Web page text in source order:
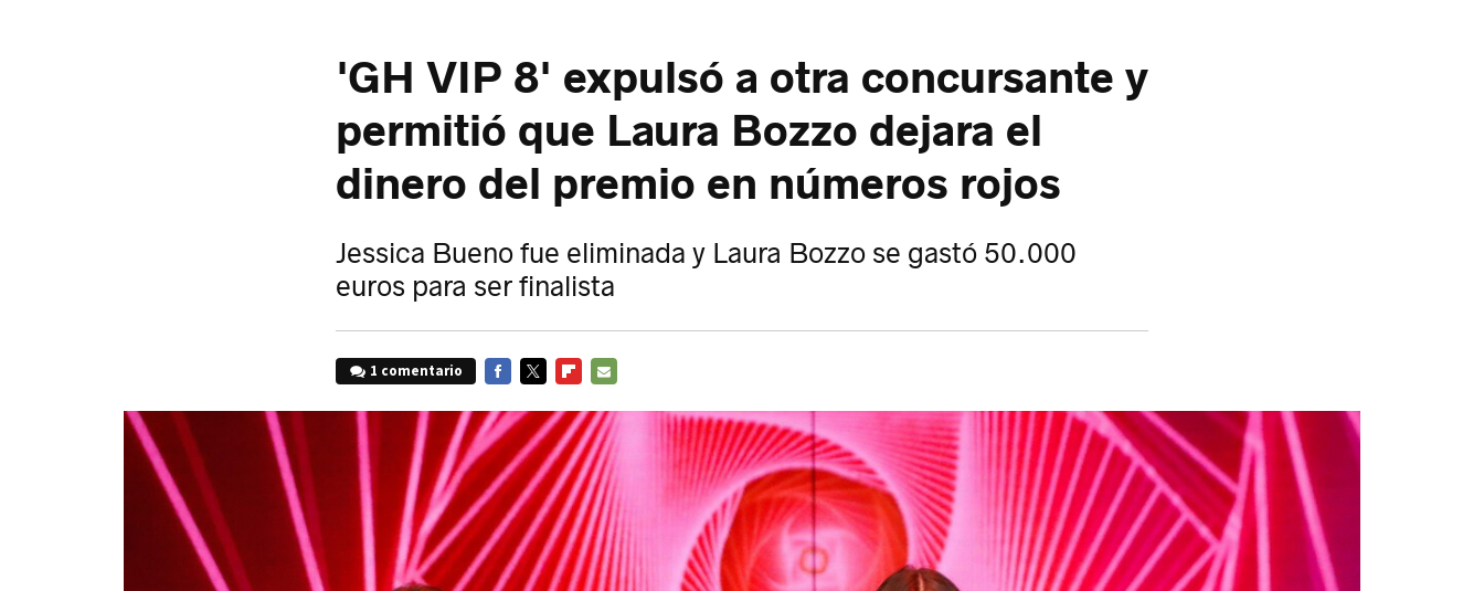
'GH VIP 8' expulsó a otra concursante y
permitió que Laura Bozzo dejara el
dinero del premio en números rojos
Jessica Bueno fue eliminada y Laura Bozzo se gastó 50.000
euros para ser finalista
1 comentario
MAIL